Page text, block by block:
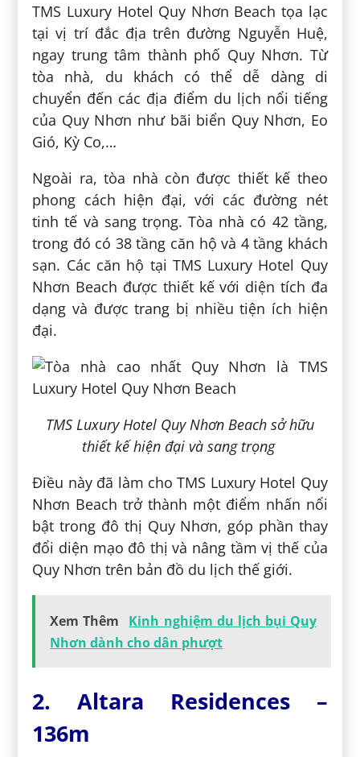
TMS Luxury Hotel Quy Nhơn Beach tọa lạc
tại vị trí đắc địa trên đường Nguyễn Huệ,
ngay trung tâm thành phố Quy Nhơn. Từ
tòa nhà, du khách có thể dễ dàng di
chuyển đến các địa điểm du lịch nổi tiếng
của Quy Nhơn như bãi biển Quy Nhơn, Eo
Gió, Kỳ Co,…
Ngoài ra, tòa nhà còn được thiết kế theo
phong cách hiện đại, với các đường nét
tinh tế và sang trọng. Tòa nhà có 42 tầng,
trong đó có 38 tầng căn hộ và 4 tầng khách
sạn. Các căn hộ tại TMS Luxury Hotel Quy
Nhơn Beach được thiết kế với diện tích đa
dạng và được trang bị nhiều tiện ích hiện
đại.
TMS Luxury Hotel Quy Nhơn Beach sở hữu
thiết kế hiện đại và sang trọng
Điều này đã làm cho TMS Luxury Hotel Quy
Nhơn Beach trở thành một điểm nhấn nổi
bật trong đô thị Quy Nhơn, góp phần thay
đổi diện mạo đô thị và nâng tầm vị thế của
Quy Nhơn trên bản đồ du lịch thế giới.
Xem Thêm
Kinh nghiệm du lịch bụi Quy
Nhơn dành cho dân phượt
2. Altara Residences –
136m